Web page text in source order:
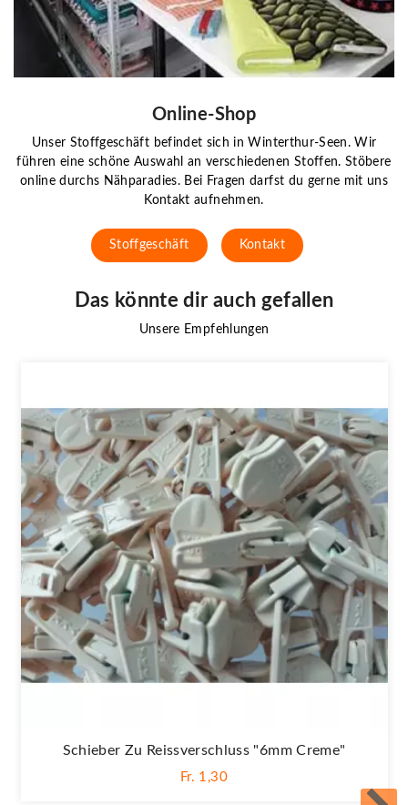
Online-Shop
Unser Stoffgeschäft befindet sich in Winterthur-Seen. Wir
führen eine schöne Auswahl an verschiedenen Stoffen. Stöbere
online durchs Nähparadies. Bei Fragen darfst du gerne mit uns
Kontakt aufnehmen.
Stoffgeschäft Kontakt
Das könnte dir auch gefallen
Unsere Empfehlungen
Schieber Zu Reissverschluss "6mm Creme"
Fr. 1,30